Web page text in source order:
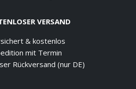
VERSAND
& kostenlos
mit Termin
Rückversand (nur DE)